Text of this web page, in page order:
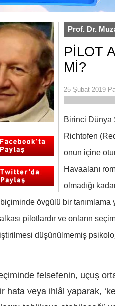
Prof. Dr.
PİLOT
Mİ?
25 Şubat 2019
Birinci Dünya
Richtofen
onun içine
Havaalanı
olmadığı
övgülü bir tanımlama
pilotlardır ve onların
düşünülmemiş
felsefenin, uçuş
hata veya ihlâl yaparak,